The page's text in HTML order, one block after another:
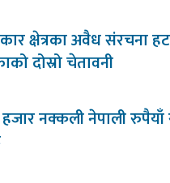
क्षेत्रका अवैध संरचना
दोस्रो चेतावनी
नक्कली नेपाली